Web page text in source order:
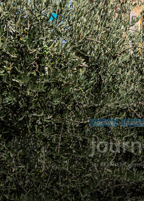
AGENDA
Par PEYNIER